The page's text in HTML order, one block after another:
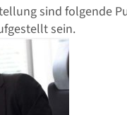
sind folgende
sein.